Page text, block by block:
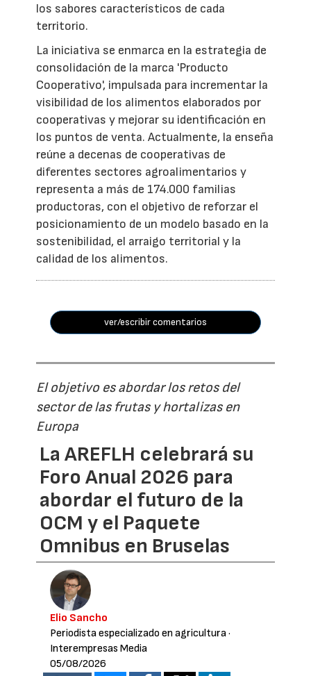
los sabores característicos de cada
territorio.
La iniciativa se enmarca en la estrategia de
consolidación de la marca 'Producto
Cooperativo', impulsada para incrementar la
visibilidad de los alimentos elaborados por
cooperativas y mejorar su identificación en
los puntos de venta. Actualmente, la enseña
reúne a decenas de cooperativas de
diferentes sectores agroalimentarios y
representa a más de 174.000 familias
productoras, con el objetivo de reforzar el
posicionamiento de un modelo basado en la
sostenibilidad, el arraigo territorial y la
calidad de los alimentos.
ver/escribir comentarios
El objetivo es abordar los retos del
sector de las frutas y hortalizas en
Europa
La AREFLH celebrará su
Foro Anual 2026 para
abordar el futuro de la
OCM y el Paquete
Omnibus en Bruselas
Elio Sancho
Periodista especializado en agricultura·
Interempresas Media
05/08/2026